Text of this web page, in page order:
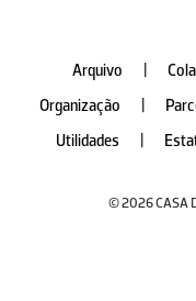
Arquivo
Organização
Utilidades
© 2026 CASA